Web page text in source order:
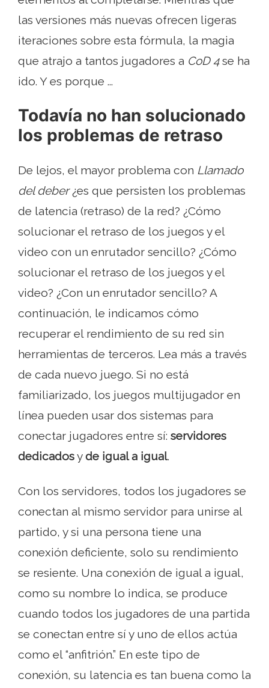
las versiones más nuevas ofrecen ligeras
iteraciones sobre esta fórmula, la magia
que atrajo a tantos jugadores a CoD 4se ha
ido. Y es porque ...
Todavía no han solucionado
los problemas de retraso
De lejos, el mayor problema con Llamado
del deber¿es que persisten los problemas
de latencia (retraso) de la red? ¿Cómo
solucionar el retraso de los juegos y el
video con un enrutador sencillo? ¿Cómo
solucionar el retraso de los juegos y el
video? ¿Con un enrutador sencillo? A
continuación, le indicamos cómo
recuperar el rendimiento de su red sin
herramientas de terceros. Lea más a través
de cada nuevo juego. Si no está
familiarizado, los juegos multijugador en
línea pueden usar dos sistemas para
conectar jugadores entre sí: servidores
dedicadosyde igual a igual.
Con los servidores, todos los jugadores se
conectan al mismo servidor para unirse al
partido, y si una persona tiene una
conexión deficiente, solo su rendimiento
se resiente. Una conexión de igual a igual,
como su nombre lo indica, se produce
cuando todos los jugadores de una partida
se conectan entre sí y uno de ellos actúa
como el “anfitrión.” En este tipo de
conexión, su latencia es tan buena como la